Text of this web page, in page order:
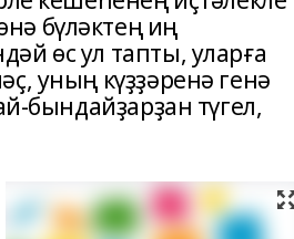
бүләктең иң
өс ул тапты, уларға
уның күҙҙәренә генә
бындайҙарҙан түгел,